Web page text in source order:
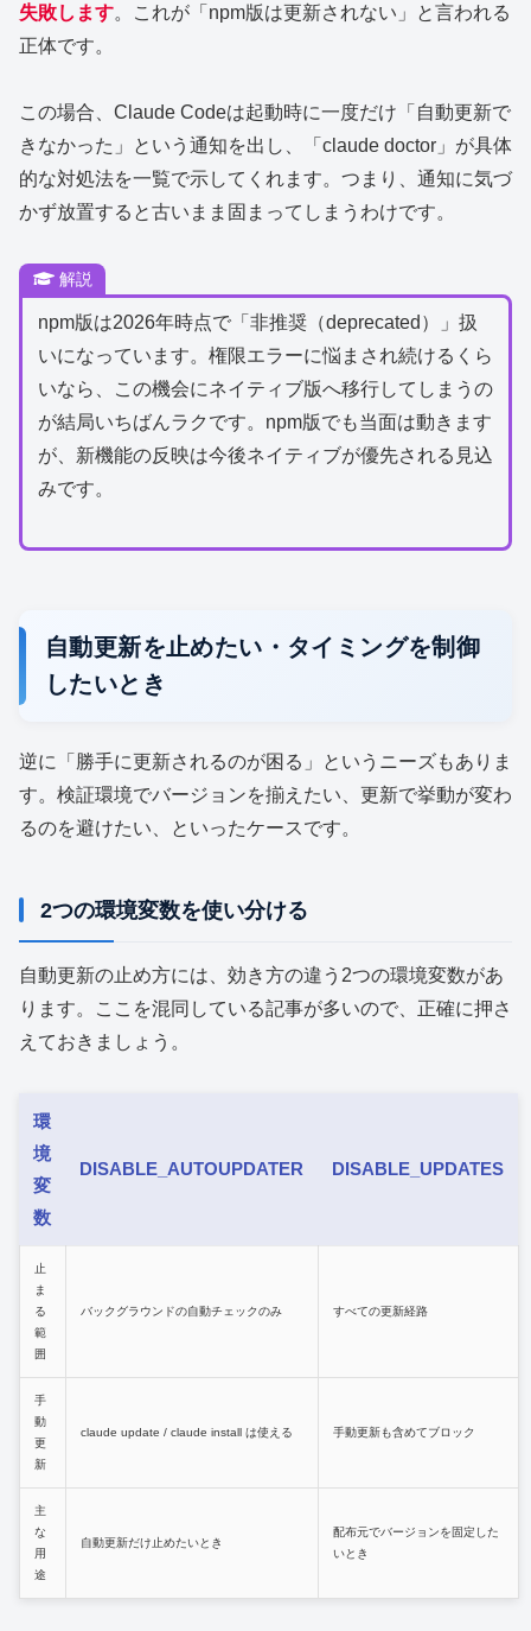
失敗します。これが「npm版は更新されない」と言われる
正体です。
この場合、Claude Codeは起動時に一度だけ「自動更新で
きなかった」という通知を出し、「claude doctor」が具体
的な対処法を一覧で示してくれます。つまり、通知に気づ
かず放置すると古いまま固まってしまうわけです。
解説
npm版は2026年時点で「非推奨（deprecated）」扱
いになっています。権限エラーに悩まされ続けるくら
いなら、この機会にネイティブ版へ移行してしまうの
が結局いちばんラクです。npm版でも当面は動きます
が、新機能の反映は今後ネイティブが優先される見込
みです。
自動更新を止めたい・タイミングを制御
したいとき
逆に「勝手に更新されるのが困る」というニーズもありま
す。検証環境でバージョンを揃えたい、更新で挙動が変わ
るのを避けたい、といったケースです。
2つの環境変数を使い分ける
自動更新の止め方には、効き方の違う2つの環境変数があ
ります。ここを混同している記事が多いので、正確に押さ
えておきましょう。
環
境
変
数
DISABLE_AUTOUPDATER DISABLE_UPDATES
止
ま
る
範
囲
バックグラウンドの自動チェックのみ すべての更新経路
手
動
更
新
claude update / claude install は使える 手動更新も含めてブロック
主
な
用
途
自動更新だけ止めたいとき
配布元でバージョンを固定した
いとき